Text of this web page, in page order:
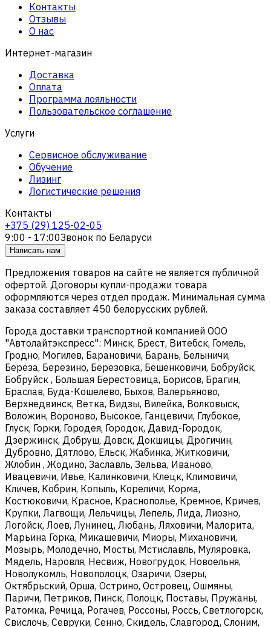
Контакты
Отзывы
О нас
Интернет-магазин
Доставка
Оплата
Программа лояльности
Пользовательское соглашение
Услуги
Сервисное обслуживание
Обучение
Лизинг
Логистические решения
Контакты
+375 (29) 125-02-05
9:00 - 17:00Звонок по Беларуси
Написать нам
Предложения товаров на сайте не является публичной
офертой. Договоры купли-продажи товара
оформляются через отдел продаж. Минимальная сумма
заказа составляет 450 белорусских рублей.
Города доставки транспортной компанией ООО
"Автолайтэкспресс": Минск, Брест, Витебск, Гомель,
Гродно, Могилев, Барановичи, Барань, Белыничи,
Береза, Березино, Березовка, Бешенковичи, Бобруйск,
Бобруйск , Большая Берестовица, Борисов, Брагин,
Браслав, Буда-Кошелево, Быхов, Валерьяново,
Верхнедвинск, Ветка, Видзы, Вилейка, Волковыск,
Воложин, Вороново, Высокое, Ганцевичи, Глубокое,
Глуск, Горки, Городея, Городок, Давид-Городок,
Дзержинск, Добруш, Довск, Докшицы, Дрогичин,
Дубровно, Дятлово, Ельск, Жабинка, Житковичи,
Жлобин , Жодино, Заславль, Зельва, Иваново,
Ивацевичи, Ивье, Калинковичи, Клецк, Климовичи,
Кличев, Кобрин, Копыль, Кореличи, Корма,
Костюковичи, Красное, Краснополье, Кремное, Кричев,
Крупки, Лагвощи, Лельчицы, Лепель, Лида, Лиозно,
Логойск, Лоев, Лунинец, Любань, Ляховичи, Малорита,
Марьина Горка, Микашевичи, Миоры, Михановичи,
Мозырь, Молодечно, Мосты, Мстиславль, Муляровка,
Мядель, Наровля, Несвиж, Новогрудок, Новоельня,
Новолукомль, Новополоцк, Озаричи, Озеры,
Октябрьский, Орша, Острино, Островец, Ошмяны,
Паричи, Петриков, Пинск, Полоцк, Поставы, Пружаны,
Ратомка, Речица, Рогачев, Россоны, Россь, Светлогорск,
Свислочь, Севруки, Сенно, Скидель, Славгород, Слоним,